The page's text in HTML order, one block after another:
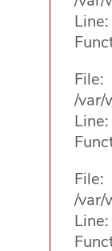
File:
/var/
File:
/var/